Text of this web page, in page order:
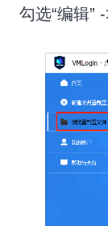
勾选“编辑”